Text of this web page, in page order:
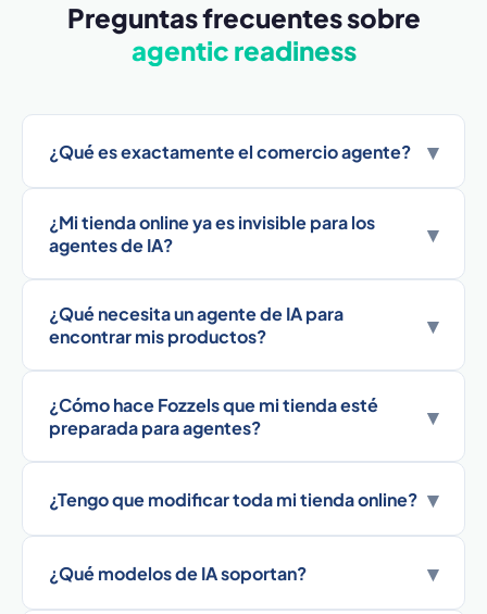
Preguntas frecuentes sobre
agentic readiness
¿Qué es exactamente el comercio agente? ▾
¿Mi tienda online ya es invisible para los
agentes de IA?
▾
¿Qué necesita un agente de IA para
encontrar mis productos?
▾
¿Cómo hace Fozzels que mi tienda esté
preparada para agentes?
▾
¿Tengo que modificar toda mi tienda online? ▾
¿Qué modelos de IA soportan? ▾